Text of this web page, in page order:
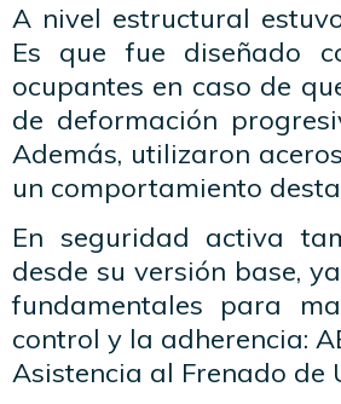
A nivel estructural
Es que fue diseñado
ocupantes en caso de
de deformación
Además, utilizaron
un comportamiento
En seguridad activa
desde su versión base,
fundamentales para
control y la adherencia:
Asistencia al Frenado de